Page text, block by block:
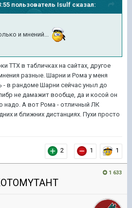
пользователь Isulf сказал:
и мнений...
ТТХ в табличках на сайтах, другое
разные. Шарни и Рома у меня
- в рандоме Шарни сейчас уныл до
не дамажит вообще, да и косой он
надо. А вот Рома - отличный ЛК
и ближних дистанциях. Пухи просто
2 1 1
1 633